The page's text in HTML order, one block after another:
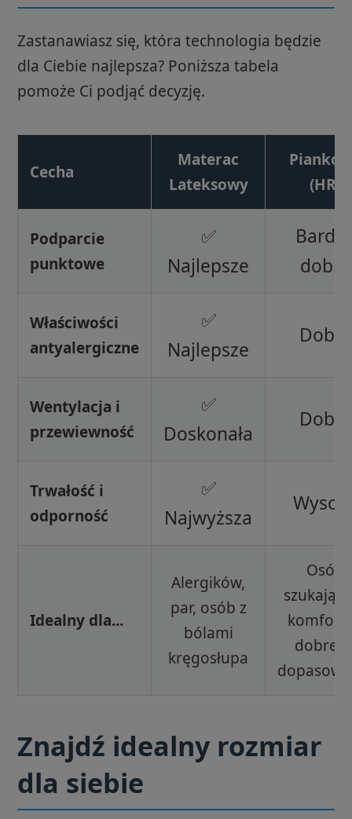
Zastanawiasz się, która technologia będzie
dla Ciebie najlepsza? Poniższa tabela
pomoże Ci podjąć decyzję.
Cecha
Materac
Lateksowy
(HR)
Podparcie
punktowe
✅
Najlepsze
dobre
Właściwości
antyalergiczne
✅
Najlepsze
Dobre
Wentylacja i
przewiewność
✅
Doskonała
Dobre
Trwałość i
odporność
✅
Najwyższa
Idealny dla...
Alergików,
par, osób z
bólami
kręgosłupa
Osób
Znajdź idealny rozmiar
dla siebie